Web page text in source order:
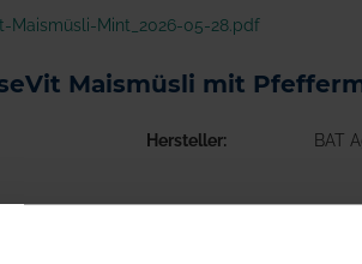
Maismüsli-Mint_2026-05-28.pdf
Maismüsli mit
Hersteller BAT